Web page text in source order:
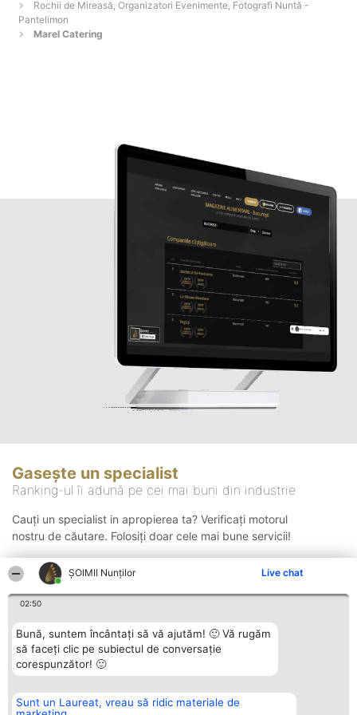
ȘOIMII Nunților Live chat
02:50
Bună, suntem încântați să vă ajutăm! 🙂 Vă rugăm
să faceți clic pe subiectul de conversație
corespunzător! 🙂
Sunt un Laureat, vreau să ridic materiale de
Rochii de Mireasă, Organizatori Evenimente, Fotografi Nuntă -
Pantelimon
Marel Catering
Gasește un specialist
Ranking-ul îi adună pe cei mai buni din industrie
Cauți un specialist in apropierea ta? Verificați motorul
nostru de căutare. Folosiți doar cele mai bune servicii!
Organizator Ranking Plebiscyt Contact